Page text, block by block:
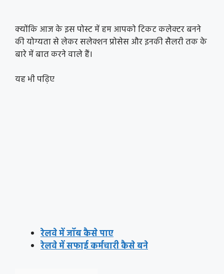
क्योंकि आज के इस पोस्ट में हम आपको टिकट कलेक्टर बनने
की योग्यता से लेकर सलेक्शन प्रोसेस और इनकी सैलरी तक के
बारे में बात करने वाले हैं।
यह भी पढ़िए
रेलवे में जॉब कैसे पाए
रेलवे में सफाई कर्मचारी कैसे बने